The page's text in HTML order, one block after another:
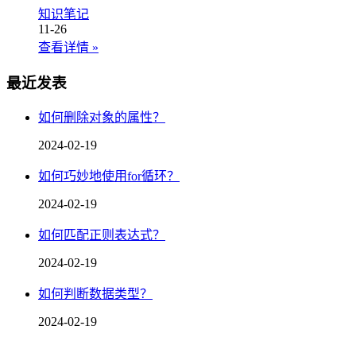
知识笔记
11-26
查看详情 »
最近发表
如何删除对象的属性？
2024-02-19
如何巧妙地使用for循环？
2024-02-19
如何匹配正则表达式？
2024-02-19
如何判断数据类型？
2024-02-19